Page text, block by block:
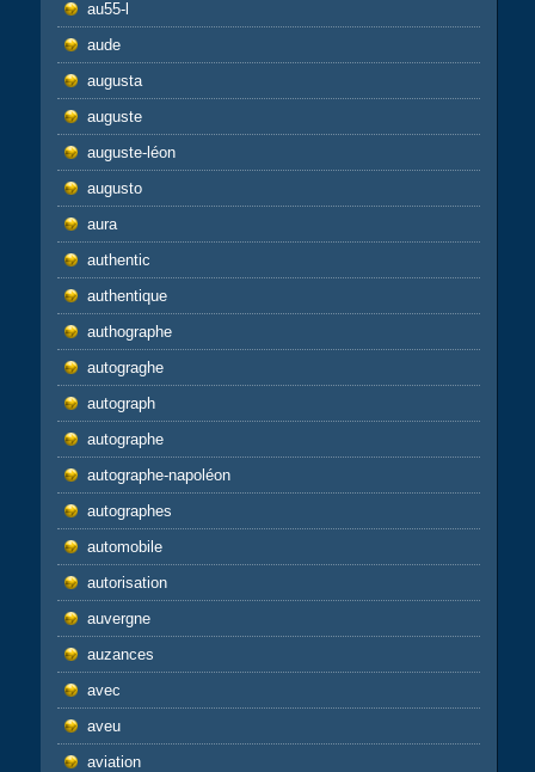
au55-l
aude
augusta
auguste
auguste-léon
augusto
aura
authentic
authentique
authographe
autograghe
autograph
autographe
autographe-napoléon
autographes
automobile
autorisation
auvergne
auzances
avec
aveu
aviation